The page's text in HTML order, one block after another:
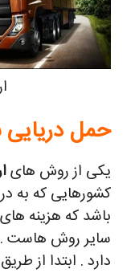
حمل دریایی
یکی از روش های
کشورهایی که به
باشد که هزینه
سایر روش هاست .
دارد . ابتدا از